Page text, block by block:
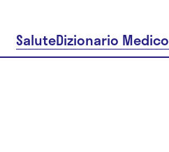
SaluteDizionario Medico